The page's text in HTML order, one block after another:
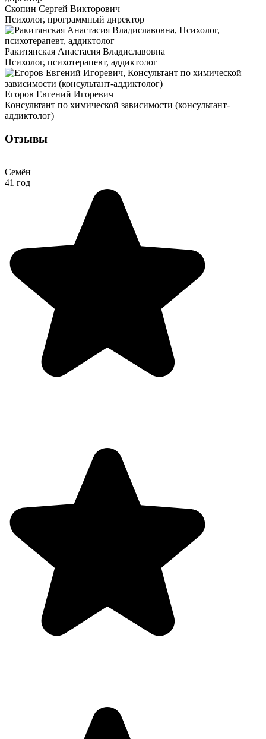
Скопин Сергей Викторович
Психолог, программный директор
Ракитянская Анастасия Владиславовна
Психолог, психотерапевт, аддиктолог
Егоров Евгений Игоревич
Консультант по химической зависимости (консультант-
аддиктолог)
Отзывы
Семён
41 год